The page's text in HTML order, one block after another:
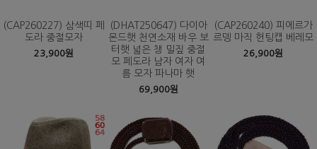
(CAP260227) 삼색띠 페
도라 중절모자
23,900원
(DHAT250647) 다이아
몬드햇 천연소재 바우 보
터햇 넓은 챙 밀짚 중절
모 페도라 남자 여자 여
름 모자 파나마 햇
69,900원
(CAP260240) 피에르가
르뎅 마직 헌팅캡 베레모
26,900원